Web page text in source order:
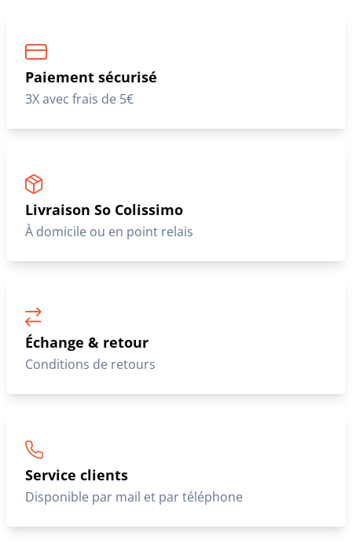
Paiement sécurisé
3X avec frais de 5€
Livraison So Colissimo
À domicile ou en point relais
Échange & retour
Conditions de retours
Service clients
Disponible par mail et par téléphone